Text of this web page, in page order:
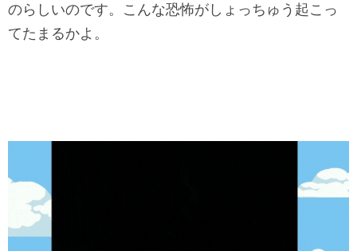
のらしいのです。こんな恐怖がしょっちゅう起こっ
てたまるかよ。